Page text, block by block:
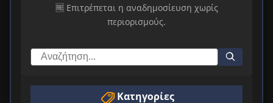
🆓 Επιτρέπεται η αναδημοσίευση χωρίς
περιορισμούς.
Κατηγορίες